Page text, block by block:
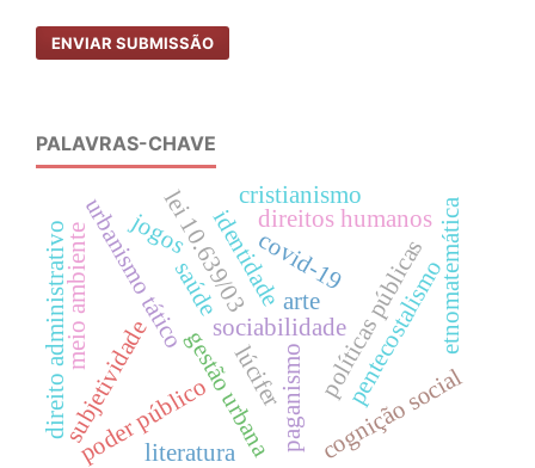
ENVIAR SUBMISSÃO
PALAVRAS-CHAVE
covid-19
sociabilidadepolíticas públicas
gestão urbana
urbanismo táticoidentidade
subjetividade pentecostalismo
cognição social
poder público
direitos humanos
arte
lúcifer
cristianismo
paganismo
direito administrativo
literatura
lei 10.639/03
saúde etnomatemática
meio ambiente jogos